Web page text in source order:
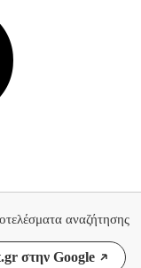
αναζήτησης
στην Google